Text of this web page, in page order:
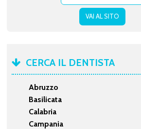
VAI AL SITO
CERCA IL DENTISTA
Abruzzo
Basilicata
Calabria
Campania